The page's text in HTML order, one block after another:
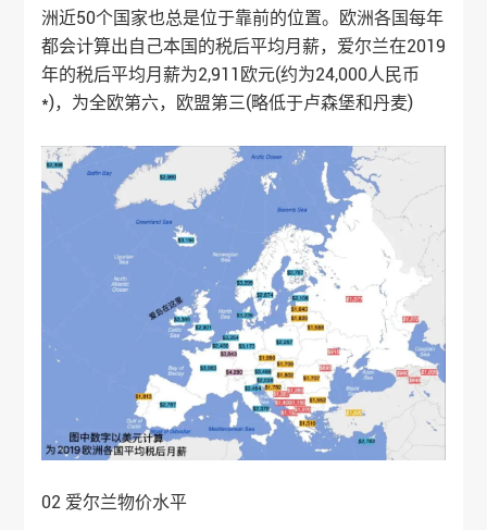
洲近50个国家也总是位于靠前的位置。欧洲各国每年
都会计算出自己本国的税后平均月薪，爱尔兰在2019
年的税后平均月薪为2,911欧元(约为24,000人民币
*)，为全欧第六，欧盟第三(略低于卢森堡和丹麦)
02 爱尔兰物价水平